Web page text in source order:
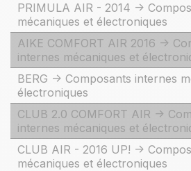
PRIMULA AIR - 2014 ->
mécaniques et électroniques
AIKE COMFORT AIR 2016 ->
internes mécaniques et
BERG -> Composants internes
électroniques
CLUB 2.0 COMFORT AIR ->
internes mécaniques et
CLUB AIR - 2016 UP! ->
mécaniques et électroniques